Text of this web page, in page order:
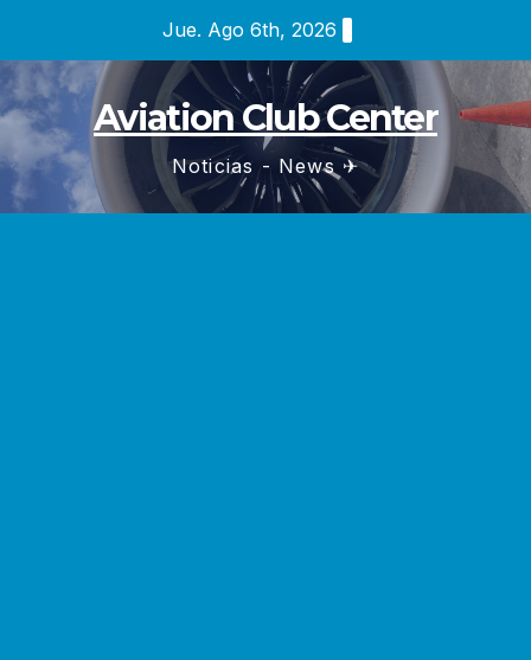
contenido
Jue. Ago 6th, 2026
Aviation Club Center
Noticias - News ✈